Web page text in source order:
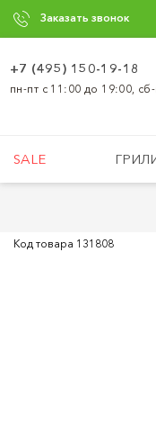
Заказать звонок
+7 (495) 150-19-18
пн-пт с 11:00 до 19:00,
SALE
Код товара 131808